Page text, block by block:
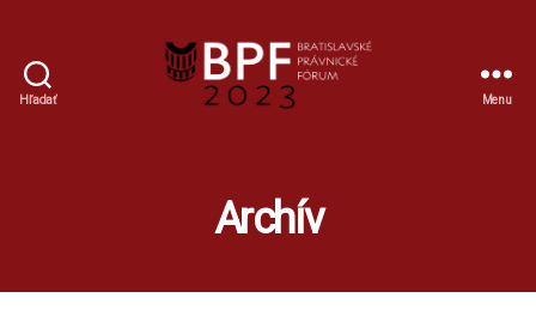
Hľadať Menu
Archív